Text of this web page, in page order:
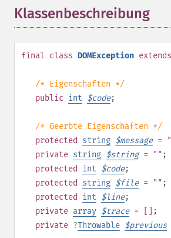
Klassenbeschreibung
final class DOMException extends
/* Eigenschaften */
public int $code;
/* Geerbte Eigenschaften */
protected
string $message=
private string $string= "" ;
protected
int $code;
protected
string $file= "" ;
protected
int $line;
private array $trace= []
;
private ?Throwable $previous